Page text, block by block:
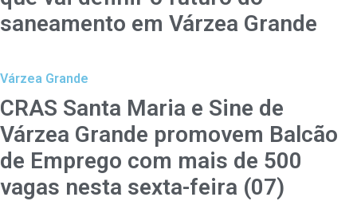
saneamento em Várzea Grande
Várzea Grande
CRAS Santa Maria e Sine de
Várzea Grande promovem Balcão
de Emprego com mais de 500
vagas nesta sexta-feira (07)